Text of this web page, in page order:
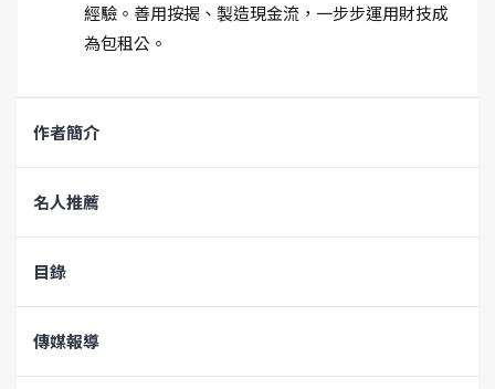
經驗。善用按揭、製造現金流，一步步運用財技成
為包租公。
作者簡介
名人推薦
目錄
傳媒報導